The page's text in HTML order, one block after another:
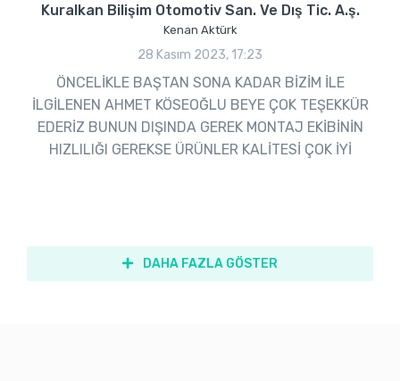
Kuralkan Bilişim Otomotiv San. Ve Dış Tic. A.ş.
Kenan Aktürk
28 Kasım 2023, 17:23
ÖNCELİKLE BAŞTAN SONA KADAR BİZİM İLE
İLGİLENEN AHMET KÖSEOĞLU BEYE ÇOK TEŞEKKÜR
EDERİZ BUNUN DIŞINDA GEREK MONTAJ EKİBİNİN
HIZLILIĞI GEREKSE ÜRÜNLER KALİTESİ ÇOK İYİ
DAHA FAZLA GÖSTER